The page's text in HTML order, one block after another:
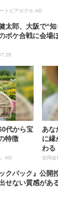
トピアホテル AD
太郎、大阪で“
ボケ合戦に会場
代から宝
特徴
AD
あな
に縁
わる
合同会
ックバック』公開
せない質感があ